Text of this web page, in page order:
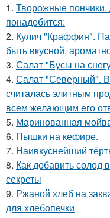
1. Творожные
понадобится:
2. Кулич "Краффин".
быть вкусной,
3. Салат "Бусы на
4. Салат "Северный". В
считалась элитным
всем желающим его
5. Маринованная
6. Пышки на кефире.
7. Наивкуснейший
8. Как добавить солод
секреты
9. Ржаной хлеб на
для хлебопечки